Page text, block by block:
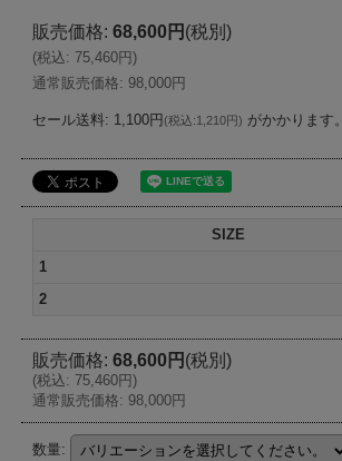
販売価格: 68,600円 (税別)
(税込: 75,460円)
通常販売価格: 98,000円
セール送料: 1,100円 (税込:1,210円) がかかります。
SIZE
1
2
販売価格: 68,600円 (税別)
(税込: 75,460円)
通常販売価格: 98,000円
数量: